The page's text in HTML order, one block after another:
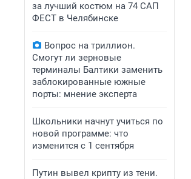
за лучший костюм на 74 САП
ФЕСТ в Челябинске
Вопрос на триллион.
Смогут ли зерновые
терминалы Балтики заменить
заблокированные южные
порты: мнение эксперта
Школьники начнут учиться по
новой программе: что
изменится с 1 сентября
Путин вывел крипту из тени.